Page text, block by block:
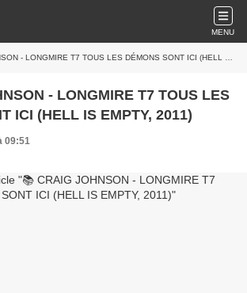
MENU
- LONGMIRE T7 TOUS LES DÉMONS SONT ICI (HELL IS EMPTY, 2011)
- LONGMIRE T7 TOUS LES
ICI (HELL IS EMPTY, 2011)
09:51